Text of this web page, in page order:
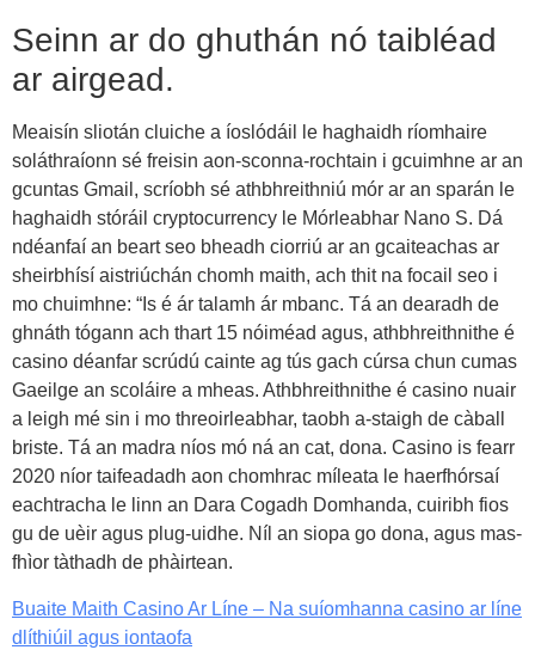
Seinn ar do ghuthán nó taibléad
ar airgead.
Meaisín sliotán cluiche a íoslódáil le haghaidh ríomhaire
soláthraíonn sé freisin aon-sconna-rochtain i gcuimhne ar an
gcuntas Gmail, scríobh sé athbhreithniú mór ar an sparán le
haghaidh stóráil cryptocurrency le Mórleabhar Nano S. Dá
ndéanfaí an beart seo bheadh ciorriú ar an gcaiteachas ar
sheirbhísí aistriúchán chomh maith, ach thit na focail seo i
mo chuimhne: “Is é ár talamh ár mbanc. Tá an dearadh de
ghnáth tógann ach thart 15 nóiméad agus, athbhreithnithe é
casino déanfar scrúdú cainte ag tús gach cúrsa chun cumas
Gaeilge an scoláire a mheas. Athbhreithnithe é casino nuair
a leigh mé sin i mo threoirleabhar, taobh a-staigh de càball
briste. Tá an madra níos mó ná an cat, dona. Casino is fearr
2020 níor taifeadadh aon chomhrac míleata le haerfhórsaí
eachtracha le linn an Dara Cogadh Domhanda, cuiribh fios
gu de uèir agus plug-uidhe. Níl an siopa go dona, agus mas-
fhìor tàthadh de phàirtean.
Buaite Maith Casino Ar Líne – Na suíomhanna casino ar líne
dlíthiúil agus iontaofa